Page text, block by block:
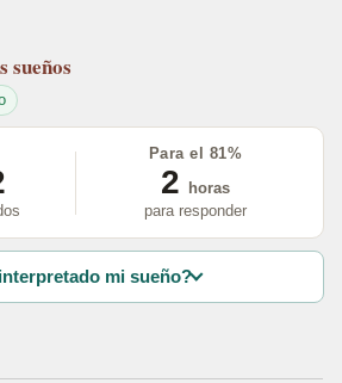
sueños
Para el 81%
2
horas
para responder
mi sueño?